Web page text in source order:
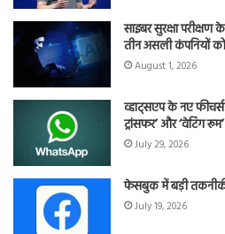
साइबर सुरक्षा
तीन असली कंपनियों
August 1, 2026
व्हाट्सएप के नए
ट्रांसफर’ और ‘वेटिंग
July 29, 2026
फेसबुक में बड़ी
July 19, 2026